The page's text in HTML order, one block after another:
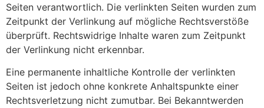
Seiten verantwortlich. Die verlinkten Seiten wurden zum
Zeitpunkt der Verlinkung auf mögliche Rechtsverstöße
überprüft. Rechtswidrige Inhalte waren zum Zeitpunkt
der Verlinkung nicht erkennbar.
Eine permanente inhaltliche Kontrolle der verlinkten
Seiten ist jedoch ohne konkrete Anhaltspunkte einer
Rechtsverletzung nicht zumutbar. Bei Bekanntwerden